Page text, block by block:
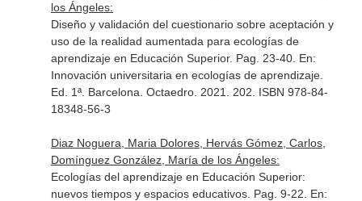
los Ángeles:
Diseño y validación del cuestionario sobre aceptación y
uso de la realidad aumentada para ecologías de
aprendizaje en Educación Superior. Pag. 23-40. En:
Innovación universitaria en ecologías de aprendizaje.
Ed. 1ª. Barcelona. Octaedro. 2021. 202. ISBN 978-84-
18348-56-3
Diaz Noguera, Maria Dolores, Hervás Gómez, Carlos,
Domínguez González, María de los Ángeles:
Ecologías del aprendizaje en Educación Superior:
nuevos tiempos y espacios educativos. Pag. 9-22. En: